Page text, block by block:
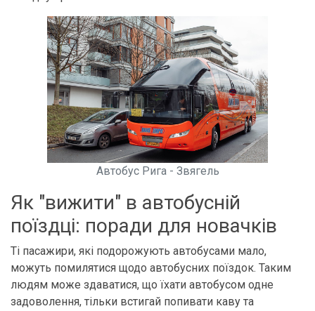
Автобус Рига - Звягель
Як "вижити" в автобусній
поїздці: поради для новачків
Ті пасажири, які подорожують автобусами мало,
можуть помилятися щодо автобусних поїздок. Таким
людям може здаватися, що їхати автобусом одне
задоволення, тільки встигай попивати каву та